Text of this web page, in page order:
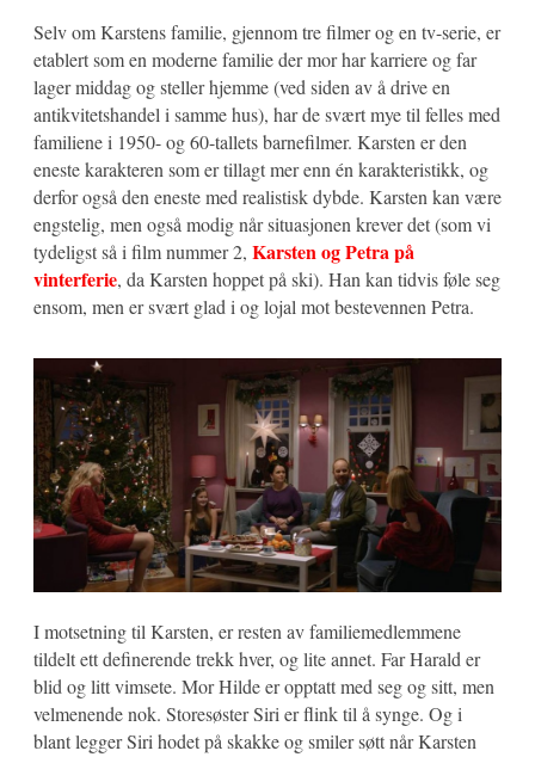
Selv om Karstens familie, gjennom tre filmer og en tv-serie, er
etablert som en moderne familie der mor har karriere og far
lager middag og steller hjemme (ved siden av å drive en
antikvitetshandel i samme hus), har de svært mye til felles med
familiene i 1950- og 60-tallets barnefilmer. Karsten er den
eneste karakteren som er tillagt mer enn én karakteristikk, og
derfor også den eneste med realistisk dybde. Karsten kan være
engstelig, men også modig når situasjonen krever det (som vi
tydeligst så i film nummer 2, Karsten og Petra på
vinterferie, da Karsten hoppet på ski). Han kan tidvis føle seg
ensom, men er svært glad i og lojal mot bestevennen Petra.
I motsetning til Karsten, er resten av familiemedlemmene
tildelt ett definerende trekk hver, og lite annet. Far Harald er
blid og litt vimsete. Mor Hilde er opptatt med seg og sitt, men
velmenende nok. Storesøster Siri er flink til å synge. Og i
blant legger Siri hodet på skakke og smiler søtt når Karsten